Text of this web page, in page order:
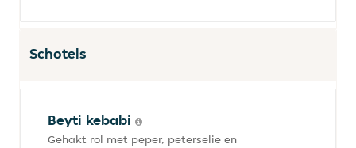
Schotels
Beyti kebabi
Gehakt rol met peper, peterselie en